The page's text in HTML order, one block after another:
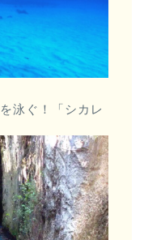
泳ぐ！「シカレ